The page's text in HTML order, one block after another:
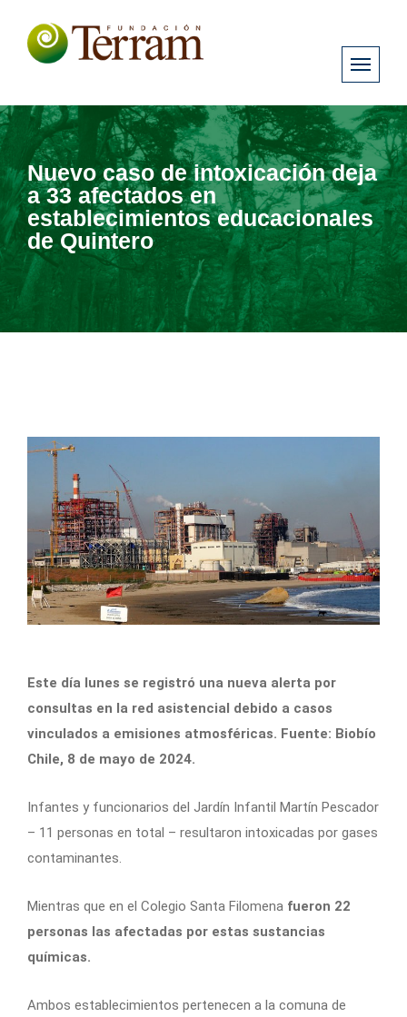
Nuevo caso de intoxicación deja
a 33 afectados en
establecimientos educacionales
de Quintero
Este día lunes se registró una nueva alerta por
consultas en la red asistencial debido a casos
vinculados a emisiones atmosféricas. Fuente: Biobío
Chile, 8 de mayo de 2024.
Infantes y funcionarios del Jardín Infantil Martín Pescador
– 11 personas en total – resultaron intoxicadas por gases
contaminantes.
Mientras que en el Colegio Santa Filomena fueron 22
personas las afectadas por estas sustancias
químicas.
Ambos establecimientos pertenecen a la comuna de